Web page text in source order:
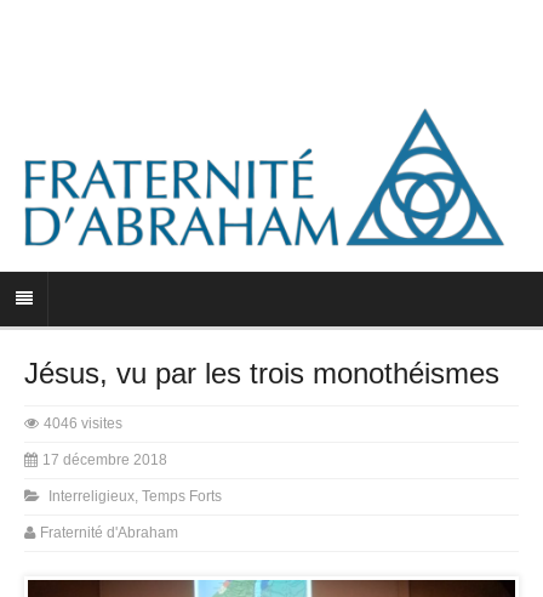
Jésus, vu par les trois monothéismes
4046 visites
17 décembre 2018
Interreligieux, Temps Forts
Fraternité d'Abraham